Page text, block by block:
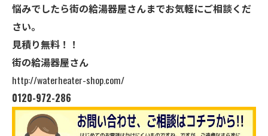
悩みでしたら街の給湯器屋さんまでお気軽にご相談くだ
さい。
見積り無料！！
街の給湯器屋さん
http://waterheater-shop.com/
0120-972-286